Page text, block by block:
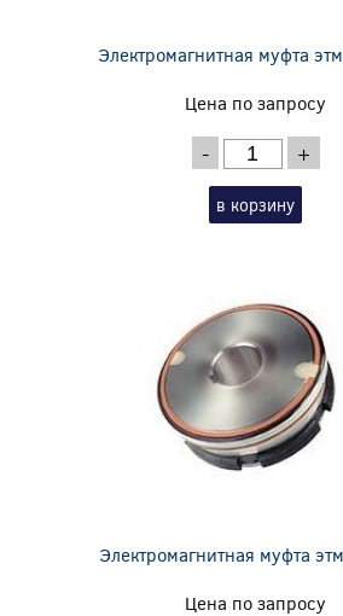
Электромагнитная муфта
Цена по запросу
- +
в корзину
Электромагнитная муфта
Цена по запросу